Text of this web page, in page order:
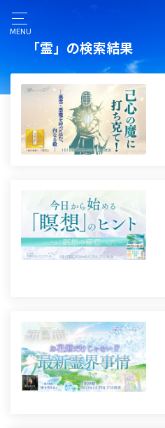
MENU
「霊」の検索結果